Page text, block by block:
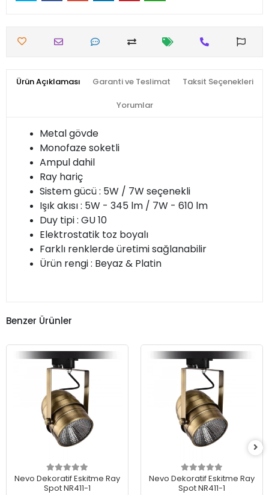
Ürün Açıklaması Garanti ve Teslimat Taksit Seçenekleri
Yorumlar
Metal gövde
Monofaze soketli
Ampul dahil
Ray hariç
Sistem gücü : 5W / 7W seçenekli
Işık akısı : 5W - 345 lm / 7W - 610 lm
Duy tipi : GU 10
Elektrostatik toz boyalı
Farklı renklerde üretimi sağlanabilir
Ürün rengi : Beyaz & Platin
Benzer Ürünler
Nevo Dekoratif Eskitme Ray
Spot NR411-1
Nevo Dekoratif Eskitme Ray
Spot NR411-1